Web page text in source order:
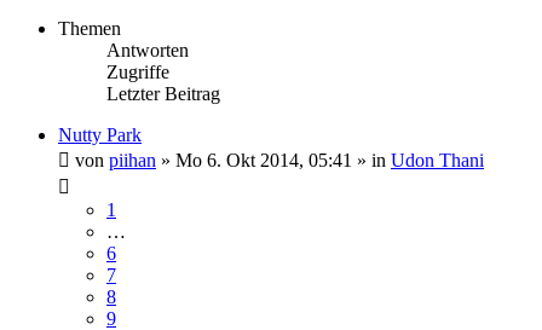
Themen
Antworten
Zugriffe
Letzter Beitrag
Nutty Park
von piihan » Mo 6. Okt 2014, 05:41 » in Udon Thani
1
…
6
7
8
9